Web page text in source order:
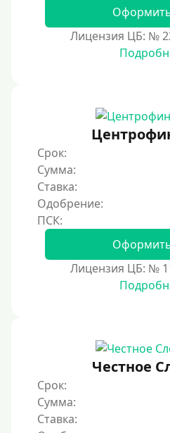
80000 руб
300000 руб
500000 руб
1000000 руб
Мини займы
На большую сумму
Банковские карты и
С помощью системы
ВТБ
Виза (Visa)
Лицензия ЦБ: №
Срок:
Сумма:
Ставка:
Одобрение:
Лицензия ЦБ: №
Честное
Срок:
Сумма:
Ставка: